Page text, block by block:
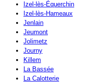
Izel-lès-Équerchin
Izel-lès-Hameaux
Jenlain
Jeumont
Jolimetz
Journy
Killem
La Bassée
La Calotterie